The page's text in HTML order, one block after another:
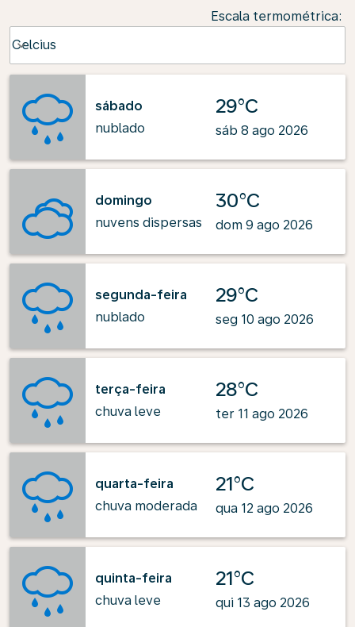
Escala termométrica:
Celcius
keyboard_arrow_down
sábado
nublado
29°C
sáb 8 ago 2026
domingo
nuvens dispersas
30°C
dom 9 ago 2026
segunda-feira
nublado
29°C
seg 10 ago 2026
terça-feira
chuva leve
28°C
ter 11 ago 2026
quarta-feira
chuva moderada
21°C
qua 12 ago 2026
quinta-feira
chuva leve
21°C
qui 13 ago 2026